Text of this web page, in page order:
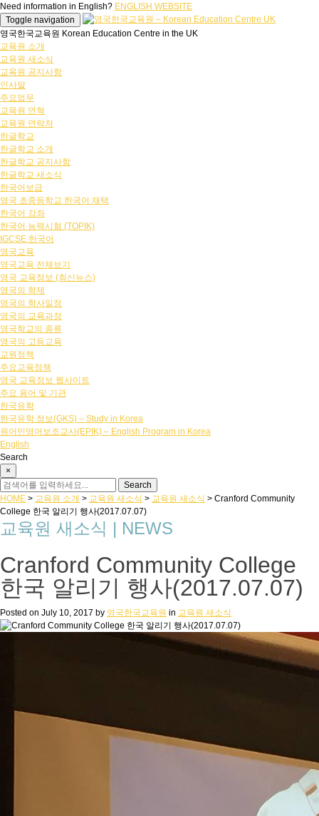
Need information in English? ENGLISH WEBSITE
Toggle navigation
영국한국교육원 Korean Education Centre in the UK
교육원 소개
교육원 새소식
교육원 공지사항
인사말
주요업무
교육원 연혁
교육원 연락처
한글학교
한글학교 소개
한글학교 공지사항
한글학교 새소식
한국어보급
영국 초중등학교 한국어 채택
한국어 강좌
한국어 능력시험 (TOPIK)
IGCSE 한국어
영국교육
영국교육 전체보기
영국 교육정보 (최신뉴스)
영국의 학제
영국의 학사일정
영국의 교육과정
영국학교의 종류
영국의 고등교육
교원정책
주요교육정책
영국 교육정보 웹사이트
주요 용어 및 기관
한국유학
한국유학 정보(GKS) – Study in Korea
원어민영어보조교사(EPIK) – English Program in Korea
English
Search
×
HOME > 교육원 소개 > 교육원 새소식 > 교육원 새소식 > Cranford Community
College 한국 알리기 행사(2017.07.07)
교육원 새소식 | NEWS
Cranford Community College
한국 알리기 행사(2017.07.07)
Posted on July 10, 2017 by 영국한국교육원 in 교육원 새소식